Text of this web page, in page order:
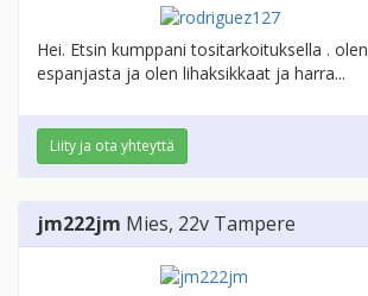
Hei. Etsin kumppani tositarkoituksella .
espanjasta ja olen lihaksikkaat ja harra...
Liity ja ota yhteyttä
jm222jm Mies, 22v Tampere